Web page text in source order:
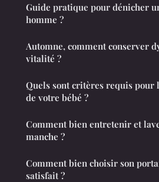
Guide pratique pour dénicher
homme ?
Automne, comment conserver
vitalité ?
Quels sont critères requis pour
de votre bébé ?
Comment bien entretenir et
manche ?
Comment bien choisir son
satisfait ?